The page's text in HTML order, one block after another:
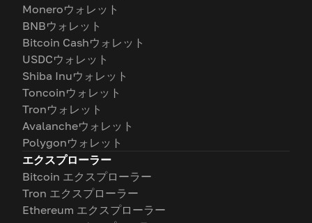
Moneroウォレット
BNBウォレット
Bitcoin Cashウォレット
USDCウォレット
Shiba Inuウォレット
Toncoinウォレット
Tronウォレット
Avalancheウォレット
Polygonウォレット
エクスプローラー
Bitcoin エクスプローラー
Tron エクスプローラー
Ethereum エクスプローラー